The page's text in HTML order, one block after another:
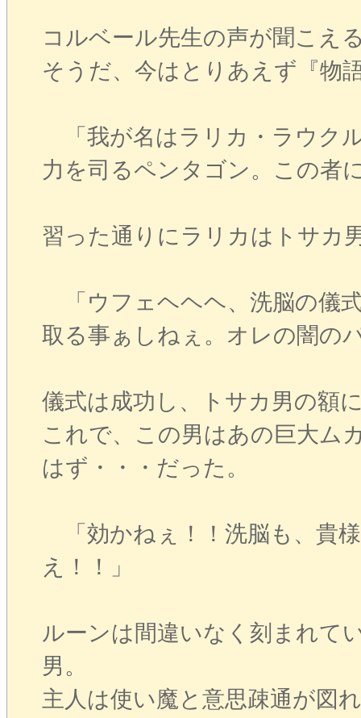
コルベール先生の声が聞こえ
そうだ、今はとりあえず『物
「我が名はラリカ・ラウク
力を司るペンタゴン。この者
習った通りにラリカはトサカ
「ウフェヘヘヘ、洗脳の儀
取る事ぁしねぇ。オレの闇の
儀式は成功し、トサカ男の額
これで、この男はあの巨大ム
はず・・・だった。
「効かねぇ！！洗脳も、貴
え！！」
ルーンは間違いなく刻まれて
男。
主人は使い魔と意思疎通が図